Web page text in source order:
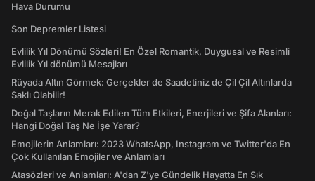
Hava Durumu
Son Depremler Listesi
Evlilik Yıl Dönümü Sözleri! En Özel Romantik, Duygusal ve Resimli
Evlilik Yıl dönümü Mesajları
Rüyada Altın Görmek: Gerçekler de Saadetiniz de Çil Çil Altınlarda
Saklı Olabilir!
Doğal Taşların Merak Edilen Tüm Etkileri, Enerjileri ve Şifa Alanları:
Hangi Doğal Taş Ne İşe Yarar?
Emojilerin Anlamları: 2023 WhatsApp, Instagram ve Twitter'da En
Çok Kullanılan Emojiler ve Anlamları
Atasözleri ve Anlamları: A'dan Z'ye Gündelik Hayatta En Sık